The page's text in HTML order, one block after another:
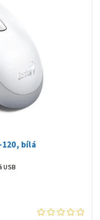
120, bílá